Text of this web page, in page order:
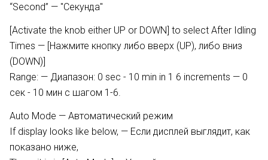
“Second” — "Секунда"
[Activate the knob either UP or DOWN] to select After Idling
Times — [Нажмите кнопку либо вверх (UP), либо вниз
(DOWN)]
Range: — Диапазон: 0 sec - 10 min in 1 6 increments — 0
сек - 10 мин с шагом 1-6.
Auto Mode — Автоматический режим
If display looks like below, — Если дисплей выглядит, как
показано ниже,